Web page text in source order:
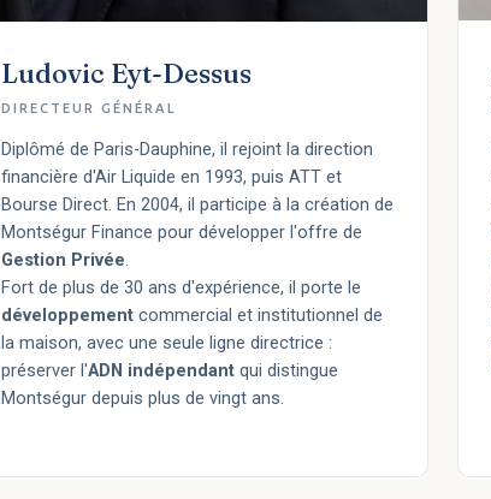
Ludovic Eyt-Dessus
DIRECTEUR GÉNÉRAL
Diplômé de Paris-Dauphine, il rejoint la direction
financière d'Air Liquide en 1993, puis ATT et
Bourse Direct. En 2004, il participe à la création de
Montségur Finance pour développer l'offre de
Gestion Privée.
Fort de plus de 30 ans d'expérience, il porte le
développement commercial et institutionnel de
la maison, avec une seule ligne directrice :
préserver l'ADN indépendant qui distingue
Montségur depuis plus de vingt ans.